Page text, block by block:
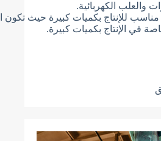
والعلب الكهربائية.
مناسب للإنتاج بكميات كبيرة حيث تكون
في الإنتاج بكميات كبيرة.